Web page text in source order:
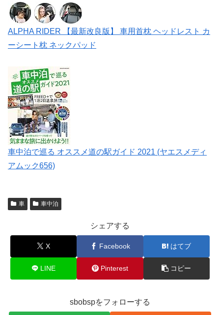
ALPHA RIDER 【最新改良版】 車用首枕 ヘッドレスト カ
ーシート枕 ネックパッド
車中泊で巡る オススメ道の駅ガイド 2021 (ヤエスメディ
アムック656)
車 車中泊
シェアする
X Facebook はてブ
LINE Pinterest コピー
sbobspをフォローする